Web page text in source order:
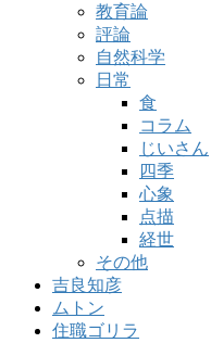
教育論
評論
自然科学
日常
食
コラム
じいさん
四季
心象
点描
経世
その他
吉良知彦
ムトン
住職ゴリラ